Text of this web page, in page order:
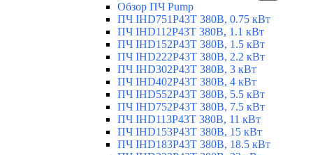
Обзор ПЧ Pump
ПЧ IHD751P43T 380В, 0.75 кВт
ПЧ IHD112P43T 380В, 1.1 кВт
ПЧ IHD152P43T 380В, 1.5 кВт
ПЧ IHD222P43T 380В, 2.2 кВт
ПЧ IHD302P43T 380В, 3 кВт
ПЧ IHD402P43T 380В, 4 кВт
ПЧ IHD552P43T 380В, 5.5 кВт
ПЧ IHD752P43T 380В, 7.5 кВт
ПЧ IHD113P43T 380В, 11 кВт
ПЧ IHD153P43T 380В, 15 кВт
ПЧ IHD183P43T 380В, 18.5 кВт